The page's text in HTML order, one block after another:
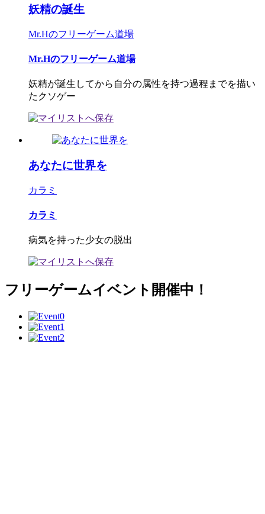
妖精の誕生
Mr.Hのフリーゲーム道場
Mr.Hのフリーゲーム道場
妖精が誕生してから自分の属性を持つ過程までを描い
たクソゲー
あなたに世界を
カラミ
カラミ
病気を持った少女の脱出
フリーゲームイベント開催中！